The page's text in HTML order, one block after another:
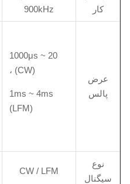
کار
900kHz
عرض
پالس
20 ~ 1000μs
(CW) ،
1ms ~ 4ms
(LFM)
نوع
سیگنال
CW / LFM